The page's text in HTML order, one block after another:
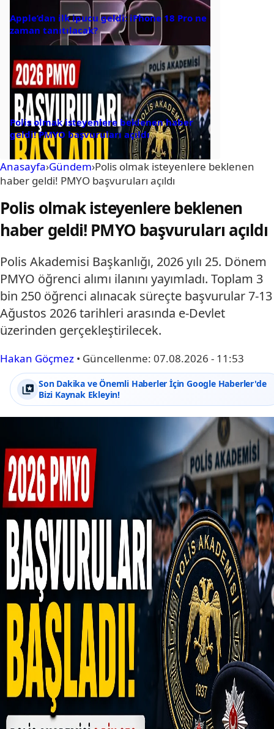
Apple’dan ilk ipucu geldi: iPhone 18 Pro ne
zaman tanıtılacak?
Polis olmak isteyenlere beklenen haber
geldi! PMYO başvuruları açıldı
Anasayfa›Gündem›Polis olmak isteyenlere beklenen
haber geldi! PMYO başvuruları açıldı
Polis olmak isteyenlere beklenen
haber geldi! PMYO başvuruları açıldı
Polis Akademisi Başkanlığı, 2026 yılı 25. Dönem
PMYO öğrenci alımı ilanını yayımladı. Toplam 3
bin 250 öğrenci alınacak süreçte başvurular 7-13
Ağustos 2026 tarihleri arasında e-Devlet
üzerinden gerçekleştirilecek.
Hakan Göçmez • Güncellenme: 07.08.2026 - 11:53
Son Dakika ve Önemli Haberler İçin Google Haberler'de
Bizi Kaynak Ekleyin!